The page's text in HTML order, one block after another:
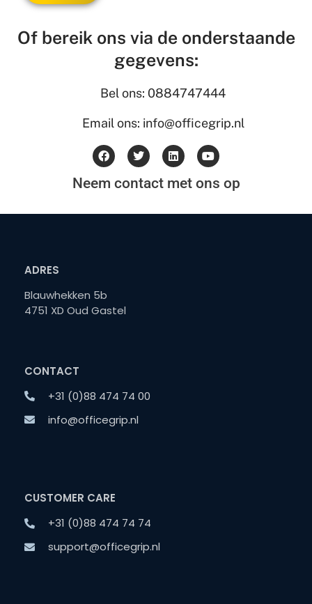
Of bereik ons via de onderstaande
gegevens:
Bel ons: 0884747444
Email ons: info@officegrip.nl
Neem contact met ons op
ADRES
Blauwhekken 5b
4751 XD Oud Gastel
CONTACT
+31 (0)88 474 74 00
info@officegrip.nl
CUSTOMER CARE
+31 (0)88 474 74 74
support@officegrip.nl